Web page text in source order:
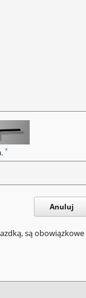
*
Anuluj
są